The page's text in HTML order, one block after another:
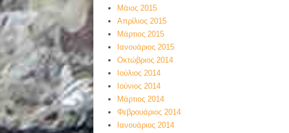
Μάιος 2015
Απρίλιος 2015
Μάρτιος 2015
Ιανουάριος 2015
Οκτώβριος 2014
Ιούλιος 2014
Ιούνιος 2014
Μάρτιος 2014
Φεβρουάριος 2014
Ιανουάριος 2014